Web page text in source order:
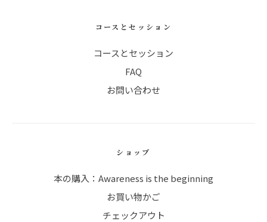
コースとセッション
コースとセッション
FAQ
お問い合わせ
ショップ
本の購入：Awareness is the beginning
お買い物かご
チェックアウト